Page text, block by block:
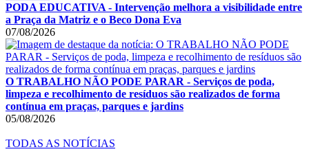
PODA EDUCATIVA - Intervenção melhora a visibilidade entre
a Praça da Matriz e o Beco Dona Eva
07/08/2026
O TRABALHO NÃO PODE PARAR - Serviços de poda,
limpeza e recolhimento de resíduos são realizados de forma
contínua em praças, parques e jardins
05/08/2026
TODAS AS NOTÍCIAS